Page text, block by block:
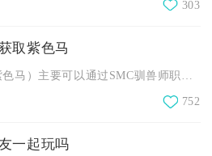
303
取紫色马
752
一起玩吗